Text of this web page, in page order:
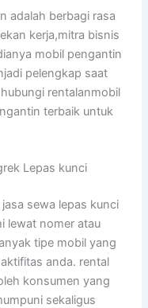
adalah berbagi rasa
kerja,mitra bisnis
mobil pengantin
pelengkap saat
rentalanmobil
terbaik untuk
Lepas kunci
sewa lepas kunci
lewat nomer atau
tipe mobil yang
anda. rental
konsumen yang
sekaligus